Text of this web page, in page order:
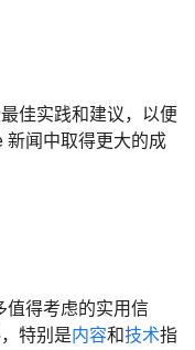
佳实践和建议，以便
新闻中取得更大的成
值得考虑的实用信
特别是内容和技术指